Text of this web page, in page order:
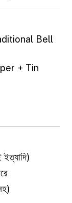
Bell
+ Tin
ইত্যাদি)